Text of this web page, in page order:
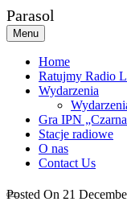
Skip
to
content
Parasol
Menu
Home
Ratujmy Radio
Wydarzenia
Gra IPN
Stacje radiowe
O nas
Contact Us
Posted On 21